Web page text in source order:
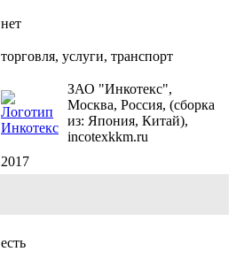
нет
торговля, услуги, транспорт
ЗАО "Инкотекс",
Москва, Россия, (сборка
из: Япония, Китай),
incotexkkm.ru
2017
есть